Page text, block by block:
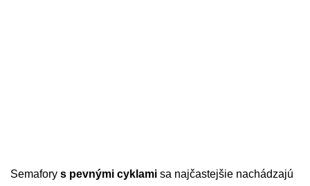
Semafory s pevnými cyklami sa najčastejšie nachádzajú